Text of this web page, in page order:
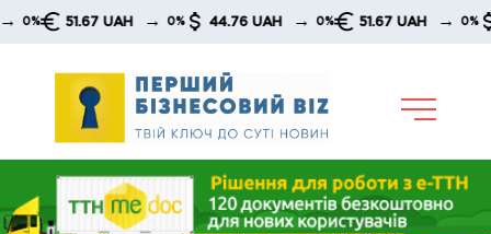
Skip
UAH → 0% 44.76 UAH → 0% 51.67 UAH → 0% 44.76